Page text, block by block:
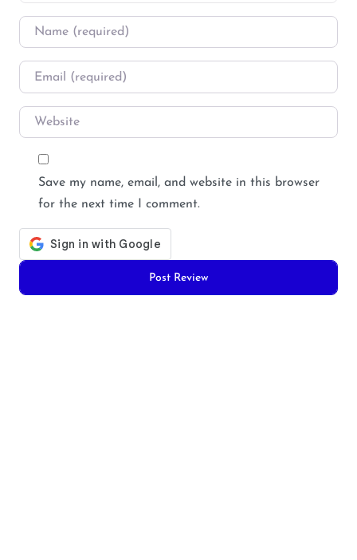
Name
Email
Website
Save my name, email, and website in this browser
for the next time I comment.